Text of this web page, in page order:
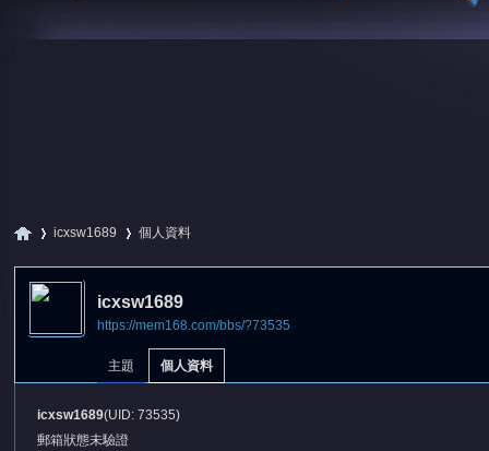
icxsw1689
›
個人資料
icxsw1689
https://mem168.com/bbs/?73535
主題 個人資料
icxsw1689(UID: 73535)
郵箱狀態未驗證